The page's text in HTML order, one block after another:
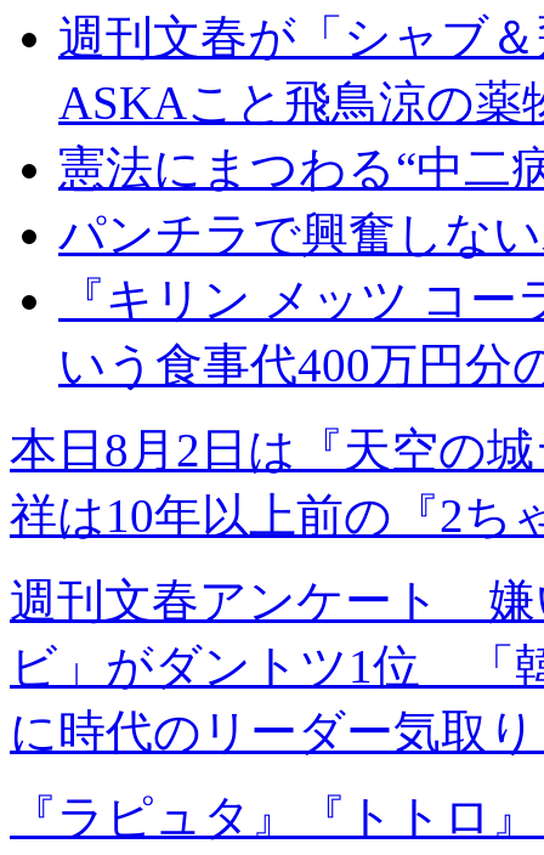
週刊文春が「シャブ
ASKAこと飛鳥涼の薬
憲法にまつわる“中二
パンチラで興奮しな
『キリン メッツ コ
いう食事代400万円分
本日8月2日は『天空の
祥は10年以上前の『2ち
週刊文春アンケート 嫌
ビ」がダントツ1位 「
に時代のリーダー気取
『ラピュタ』『トトロ